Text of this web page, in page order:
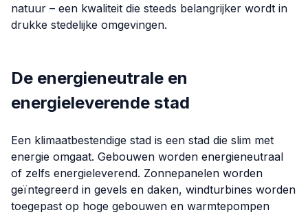
natuur – een kwaliteit die steeds belangrijker wordt in
drukke stedelijke omgevingen.
De energieneutrale en
energieleverende stad
Een klimaatbestendige stad is een stad die slim met
energie omgaat. Gebouwen worden energieneutraal
of zelfs energieleverend. Zonnepanelen worden
geïntegreerd in gevels en daken, windturbines worden
toegepast op hoge gebouwen en warmtepompen